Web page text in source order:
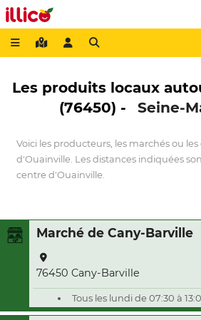
Les produits locaux
(76450) -
Seine-
Voici les producteurs, les marchés ou
d'Ouainville. Les distances indiquées
centre d'Ouainville.
Marché de Cany-Barville
76450 Cany-Barville
Tous les lundi de 07:30 à